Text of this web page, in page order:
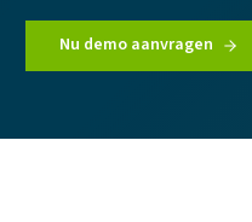
Nu demo aanvragen